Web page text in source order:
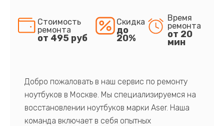
Стоимость
ремонта
от 495 руб
Скидка
до
20%
Время
ремонта
от 20
мин
Добро пожаловать в наш сервис по ремонту
ноутбуков в Москве. Мы специализируемся на
восстановлении ноутбуков марки Aser. Наша
команда включает в себя опытных